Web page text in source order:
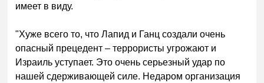
имеет в виду.
"Хуже всего то, что Лапид и Ганц создали очень
опасный прецедент – террористы угрожают и
Израиль уступает. Это очень серьезный удар по
нашей сдерживающей силе. Недаром организация